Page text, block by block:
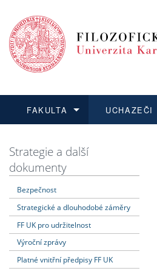
FAKULTA
Dozvědět se více
UCHAZEČI
Podat přihlášku
Dozvědět se více
Dozvědět se více
Dozvědět se více
Strategie a další
dokumenty
Bezpečnost
Strategické a dlouhodobé záměry
FF UK pro udržitelnost
Výroční zprávy
Platné vnitřní předpisy FF UK